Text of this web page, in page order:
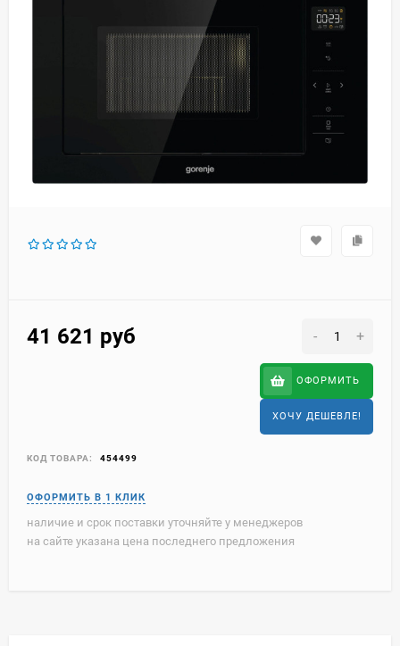
41 621 руб - +
ОФОРМИТЬ
ХОЧУ ДЕШЕВЛЕ!
КОД ТОВАРА: 454499
наличие и срок поставки уточняйте у менеджеров
на сайте указана цена последнего предложения